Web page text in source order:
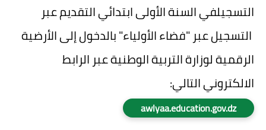
التسجيلفي السنة الأولى ابتدائي التقديم عبر
التسجيل عبر "فضاء الأولياء" بالدخول إلى الأرضية
الرقمية لوزارة التربية الوطنية عبر الرابط
الالكتروني التالي:
awlyaa.education.gov.dz